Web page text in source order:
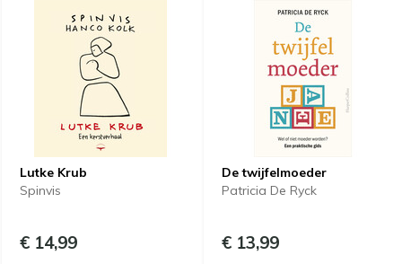
Lutke Krub
Spinvis
€ 14,99
De twijfelmoeder
Patricia De Ryck
€ 13,99